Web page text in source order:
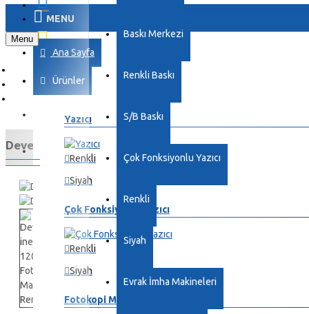
Baskı Merkezi
Renkli Baskı
S/B Baskı
Çok Fonksiyonlu Yazıcı
Renkli
Siyah
Evrak İmha Makineleri
MENU
Ana Sayfa
Ürünler
Yazıcı
Renkli
Siyah
Çok Fonksiyonlu Yazıcı
Renkli
Siyah
Fotokopi Makinesi
Menu
Develop ineo+ 12000 Pro Fotokopi Makinesi Renkli